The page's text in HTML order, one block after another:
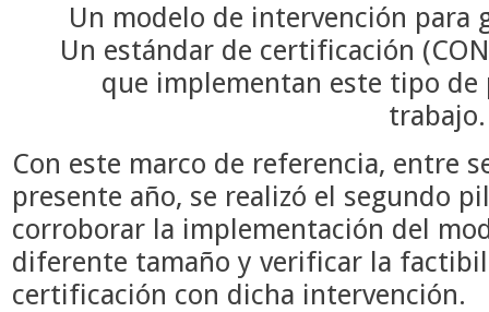
Un modelo de intervención para
Un estándar de certificación
que implementan este tipo de
trabajo.
Con este marco de referencia, entre
presente año, se realizó el segundo
corroborar la implementación del
diferente tamaño y verificar la
certificación con dicha intervención.